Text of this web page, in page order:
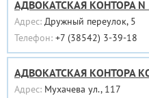
АДВОКАТСКАЯ КОНТОРА N
Адрес: Дружный переулок, 5
Телефон: +7 (38542) 3-39-18
АДВОКАТСКАЯ КОНТОРА
Адрес: Мухачева ул., 117